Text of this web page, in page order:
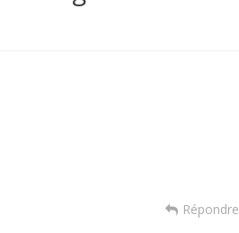
Répondre